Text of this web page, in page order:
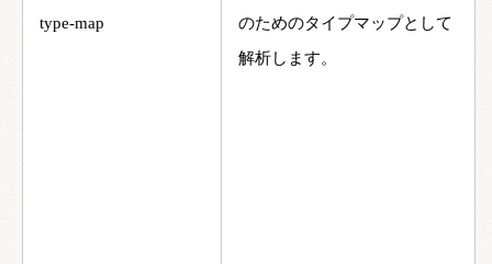
type-map
のためのタイプマップとして
解析します。